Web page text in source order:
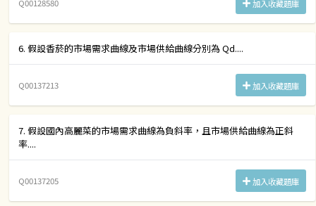
Q00128580 加入收藏題庫
6. 假設香菸的市場需求曲線及市場供給曲線分別為 Qd....
Q00137213 加入收藏題庫
7. 假設國內高麗菜的市場需求曲線為負斜率，且市場供給曲線為正斜
率....
Q00137205 加入收藏題庫